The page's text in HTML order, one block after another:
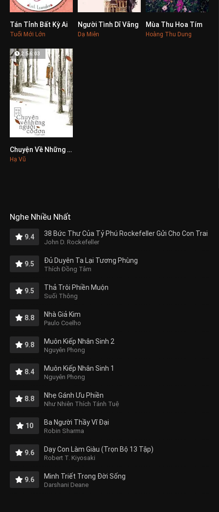
0
Tán Tỉnh Bất Kỳ Ai
Tuổi Mới Lớn
0
Người Tình Dĩ Vãng
Dạ Miên
0
Mùa Thu Hoa Tím
Hoàng Thu Dung
0
2:56:03
Chuyện Về Những Người Cô Đơn
Hạ Vũ
Nghe Nhiều Nhất
9.4 38 Bức Thư Của Tỷ Phú Rockefeller Gửi Cho Con Trai
John D. Rockefeller
9.5 Đủ Duyên Ta Lại Tương Phùng
Thích Đồng Tâm
9.5 Thả Trôi Phiền Muộn
Suối Thông
8.8 Nhà Giả Kim
Paulo Coelho
9.8 Muôn Kiếp Nhân Sinh 2
Nguyên Phong
8.4 Muôn Kiếp Nhân Sinh 1
Nguyên Phong
8.8 Nhẹ Gánh Ưu Phiền
Như Nhiên Thích Tánh Tuệ
10 Ba Người Thầy Vĩ Đại
Robin Sharma
9.6 Dạy Con Làm Giàu (Trọn Bộ 13 Tập)
Robert T. Kiyosaki
9.6 Minh Triết Trong Đời Sống
Darshani Deane